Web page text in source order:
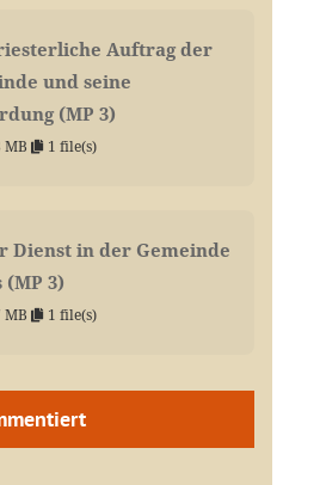
Auftrag der
und seine
(MP 3)
1 file(s)
Dienst in der Gemeinde
(MP 3)
1 file(s)